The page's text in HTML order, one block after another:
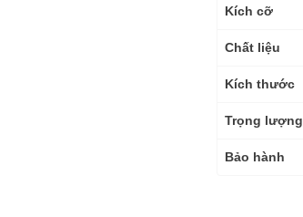
Kích cỡ
Chất liệu
Kích thước
Trọng lượng
Bảo hành